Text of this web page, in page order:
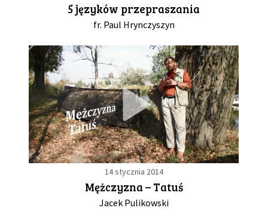
5 języków przepraszania
fr. Paul Hrynczyszyn
14 stycznia 2014
Mężczyzna – Tatuś
Jacek Pulikowski